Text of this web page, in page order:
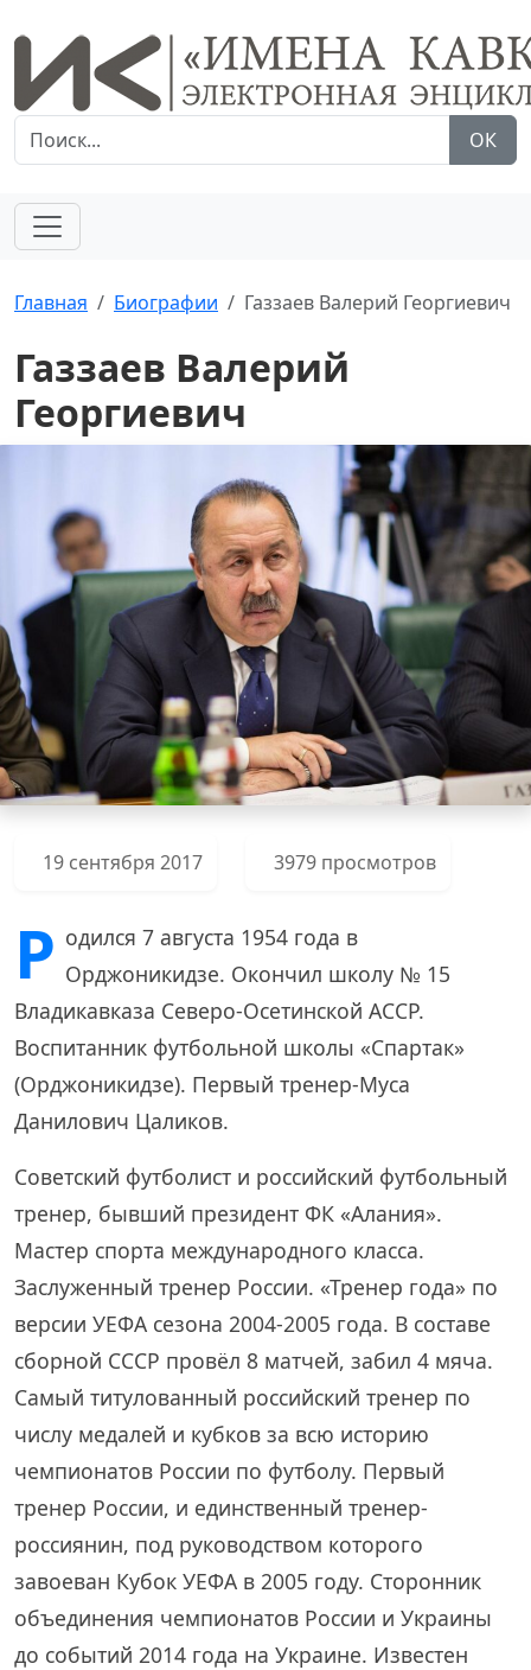
ОК
Главная Биографии Газзаев Валерий Георгиевич
Газзаев Валерий
Георгиевич
19 сентября 2017 3979 просмотров
Р одился 7 августа 1954 года в
Орджоникидзе. Окончил школу № 15
Владикавказа Северо-Осетинской АССР.
Воспитанник футбольной школы «Спартак»
(Орджоникидзе). Первый тренер-Муса
Данилович Цаликов.
Советский футболист и российский футбольный
тренер, бывший президент ФК «Алания».
Мастер спорта международного класса.
Заслуженный тренер России. «Тренер года» по
версии УЕФА сезона 2004-2005 года. В составе
сборной СССР провёл 8 матчей, забил 4 мяча.
Самый титулованный российский тренер по
числу медалей и кубков за всю историю
чемпионатов России по футболу. Первый
тренер России, и единственный тренер-
россиянин, под руководством которого
завоеван Кубок УЕФА в 2005 году. Сторонник
объединения чемпионатов России и Украины
до событий 2014 года на Украине. Известен